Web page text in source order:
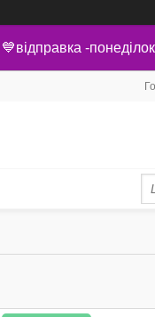
💙відправка -